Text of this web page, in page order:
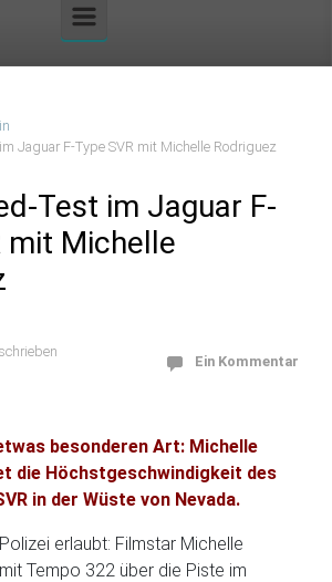
Jaguar F-Type SVR mit Michelle Rodriguez
Test im Jaguar F-
mit Michelle
Ein Kommentar
besonderen Art: Michelle
die Höchstgeschwindigkeit des
in der Wüste von Nevada.
erlaubt: Filmstar Michelle
Tempo 322 über die Piste im